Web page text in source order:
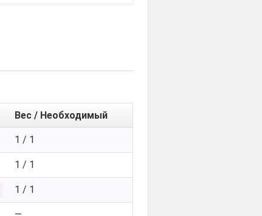
Вес / Необходимый
1 / 1
1 / 1
1 / 1